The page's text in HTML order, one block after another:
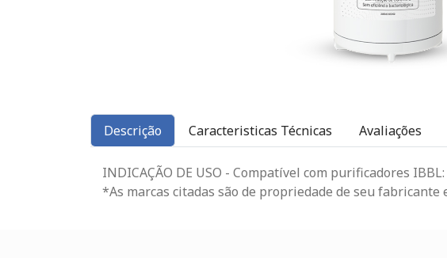
Descrição Caracteristicas Técnicas Avaliações
INDICAÇÃO DE USO - Compatível com purificadores
*As marcas citadas são de propriedade de seu